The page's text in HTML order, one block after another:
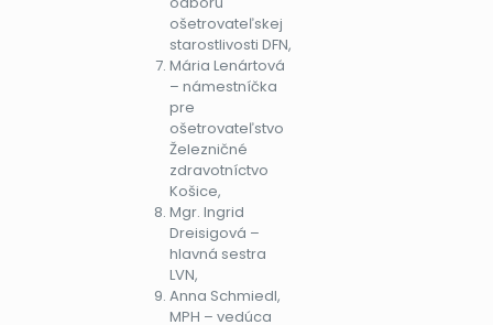
ošetrovateľskej
starostlivosti DFN,
Mária Lenártová
– námestníčka
pre
ošetrovateľstvo
Železničné
zdravotníctvo
Košice,
Mgr. Ingrid
Dreisigová –
hlavná sestra
LVN,
Anna Schmiedl,
MPH – vedúca